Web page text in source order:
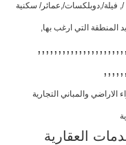
فيلة/,دوبلكسات/,عمائر/ سكنية
المنطقة التي ارغب بها,
الاراضي والمباني التجارية
العقارية